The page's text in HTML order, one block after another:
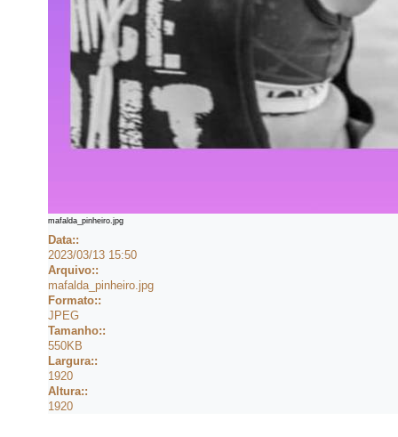
mafalda_pinheiro.jpg
Data::
2023/03/13 15:50
Arquivo::
mafalda_pinheiro.jpg
Formato::
JPEG
Tamanho::
550KB
Largura::
1920
Altura::
1920